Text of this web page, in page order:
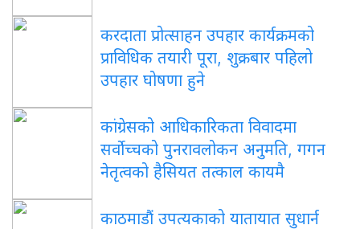
करदाता प्रोत्साहन उपहार कार्यक्रमको
प्राविधिक तयारी पूरा, शुक्रबार पहिलो
उपहार घोषणा हुने
कांग्रेसको आधिकारिकता विवादमा
सर्वोच्चको पुनरावलोकन अनुमति, गगन
नेतृत्वको हैसियत तत्काल कायमै
काठमाडौं उपत्यकाको यातायात सुधार्न